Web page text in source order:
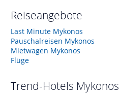
Reiseangebote
Last Minute Mykonos
Pauschalreisen Mykonos
Mietwagen Mykonos
Flüge
Trend-Hotels Mykonos